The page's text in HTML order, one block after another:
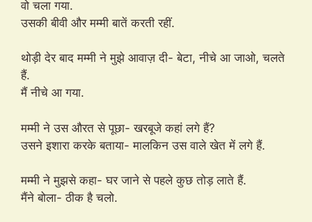
वो चला गया.
उसकी बीवी और मम्मी बातें करती रहीं.
थोड़ी देर बाद मम्मी ने मुझे आवाज़ दी- बेटा, नीचे आ जाओ, चलते
हैं.
मैं नीचे आ गया.
मम्मी ने उस औरत से पूछा- खरबूजे कहां लगे हैं?
उसने इशारा करके बताया- मालकिन उस वाले खेत में लगे हैं.
मम्मी ने मुझसे कहा- घर जाने से पहले कुछ तोड़ लाते हैं.
मैंने बोला- ठीक है चलो.